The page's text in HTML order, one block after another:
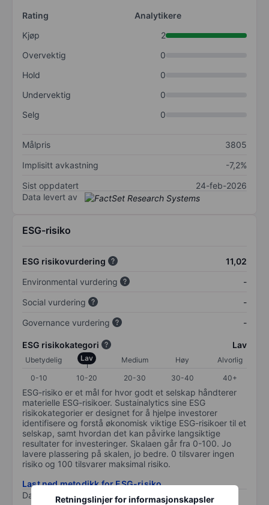
Retningslinjer for informasjonskapsler
Rating
Analytikere
Kjøp
2
Overvektig
0
Hold
0
Undervektig
0
Selg
0
Målpris
3805
Implisitt avkastning
-7,2%
Sist oppdatert
24-feb-2026
Data levert av
ESG-risiko
ESG risikovurdering
11,02
Environmental vurdering
-
Social vurdering
-
Governance vurdering
-
ESG risikokategori Lav
Ubetydelig Lav Medium Høy
Alvorlig
0-10
10-20 20-30 30-40 40+
ESG-risiko er et mål for hvor godt et selskap håndterer
materielle ESG-risikoer. Sustainalytics sine ESG
risikokategorier er designet for å hjelpe investorer
identifisere og forstå økonomisk viktige ESG-risikoer til et
selskap, samt hvordan det kan påvirke langsiktige
resultater for investeringer. Skalaen går fra 0-100. Jo
lavere plassering på skalen, jo bedre. 0 tilsvarer ingen
risiko og 100 tilsvarer maksimal risiko.
Last ned metodikk for ESG-risiko
Data levert av